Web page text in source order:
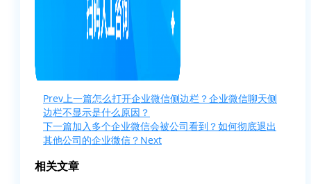
Prev 上一篇怎么打开企业微信侧边栏？企业微信聊天侧
边栏不显示是什么原因？
下一篇加入多个企业微信会被公司看到？如何彻底退出
其他公司的企业微信？ Next
相关文章